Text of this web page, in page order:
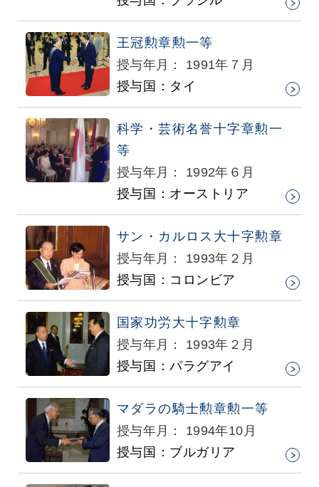
王冠勲章勲一等
授与年月： 1991年７月
授与国：タイ
科学・芸術名誉十字章勲一
等
授与年月： 1992年６月
授与国：オーストリア
サン・カルロス大十字勲章
授与年月： 1993年２月
授与国：コロンビア
国家功労大十字勲章
授与年月： 1993年２月
授与国：パラグアイ
マダラの騎士勲章勲一等
授与年月： 1994年10月
授与国：ブルガリア